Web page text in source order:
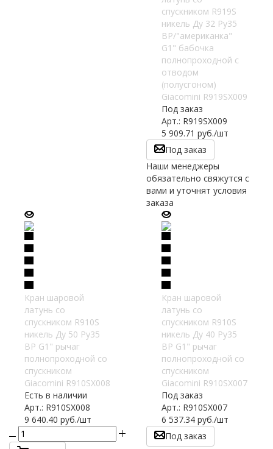
спускником R919S
никель Ду 32 Ру35
ВР/"американка"
G1" бабочка
полнопроходной с
отводом
(полусгоном)
Giacomini R919SX009
Под заказ
Арт.: R919SX009
5 909.71 руб./шт
Под заказ
Наши менеджеры
обязательно свяжутся с
вами и уточнят условия
заказа
Кран шаровой
латунь со
спускником R910S
никель Ду 50 Ру35
ВР G1" рычаг
полнопроходной со
спускником
Giacomini R910SX008
Есть в наличии
Арт.: R910SX008
9 640.40 руб./шт
Кран шаровой
латунь со
спускником R910S
никель Ду 40 Ру35
ВР G1" рычаг
полнопроходной со
спускником
Giacomini R910SX007
Под заказ
Арт.: R910SX007
6 537.34руб./шт
Под заказ